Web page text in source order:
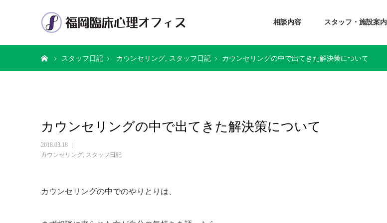
相談内容 スタッフ・施設案内
スタッフ日記 カウンセリング スタッフ日記 カウンセリングの中で出てきた解決策について
カウンセリングの中で出てきた解決策について
2018.03.18
カウンセリング, スタッフ日記
カウンセリングの中でのやりとりは、